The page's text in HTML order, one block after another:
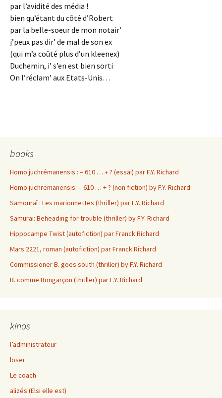
par l’avidité des média !
bien qu’étant du côté d’Robert
par la belle-soeur de mon notair’
j’peux pas dir’ de mal de son ex
(qui m’a coûté plus d’un kleenex)
Duchemin, i’ s’en est bien sorti
On l’réclam’ aux Etats-Unis…
books
Homo juchrémanensis : – 610 … + ? (essai) par F.Y. Richard
Homo juchremanensis: – 610 … + ? (non fiction) by F.Y. Richard
Samouraï : Les marionnettes (thriller) par F.Y. Richard
Samurai: Beheading for trouble (thriller) by F.Y. Richard
Hippocampe Twist (autofiction) par Franck Richard
Mars 2221, roman (autofiction) par Franck Richard
Commissioner B. goes south (thriller) by F.Y. Richard
B. comme Bongarçon (thriller) par F.Y. Richard
kinos
l’administrateur
loser
Le coach
alizés (Elsi elle est)